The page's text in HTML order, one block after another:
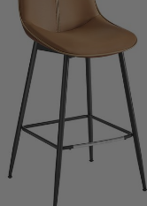
& stores
latéraux
stores latéraux